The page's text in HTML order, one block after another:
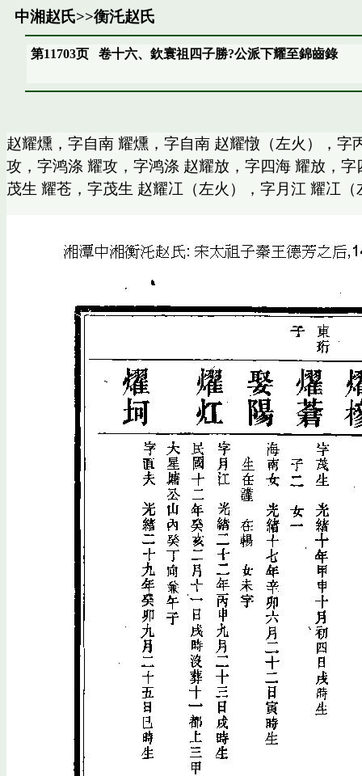
中湘赵氏>>衡汑赵氏
第11703页卷十六、欽寰祖四子勝?公派下耀至錦齒錄
赵耀燻，字自南 耀燻，字自南 赵耀憞（左火），
攻，字鸿涤 耀攻，字鸿涤 赵耀放，字四海 耀放，
茂生 耀苍，字茂生 赵耀冮（左火），字月江 耀冮